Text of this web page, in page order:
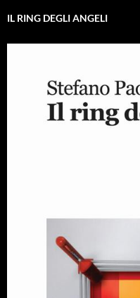
IL RING DEGLI ANGELI